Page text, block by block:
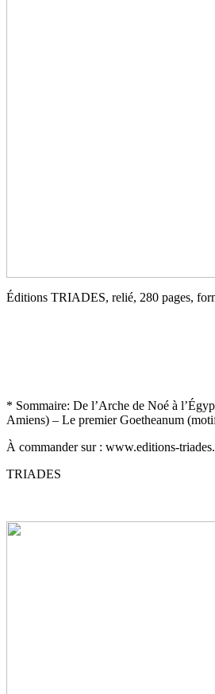
Éditions TRIADES, relié, 280 pages,
* Sommaire: De l’Arche de Noé à
Amiens) – Le premier Goetheanum
À commander sur : www.editions-
TRIADES